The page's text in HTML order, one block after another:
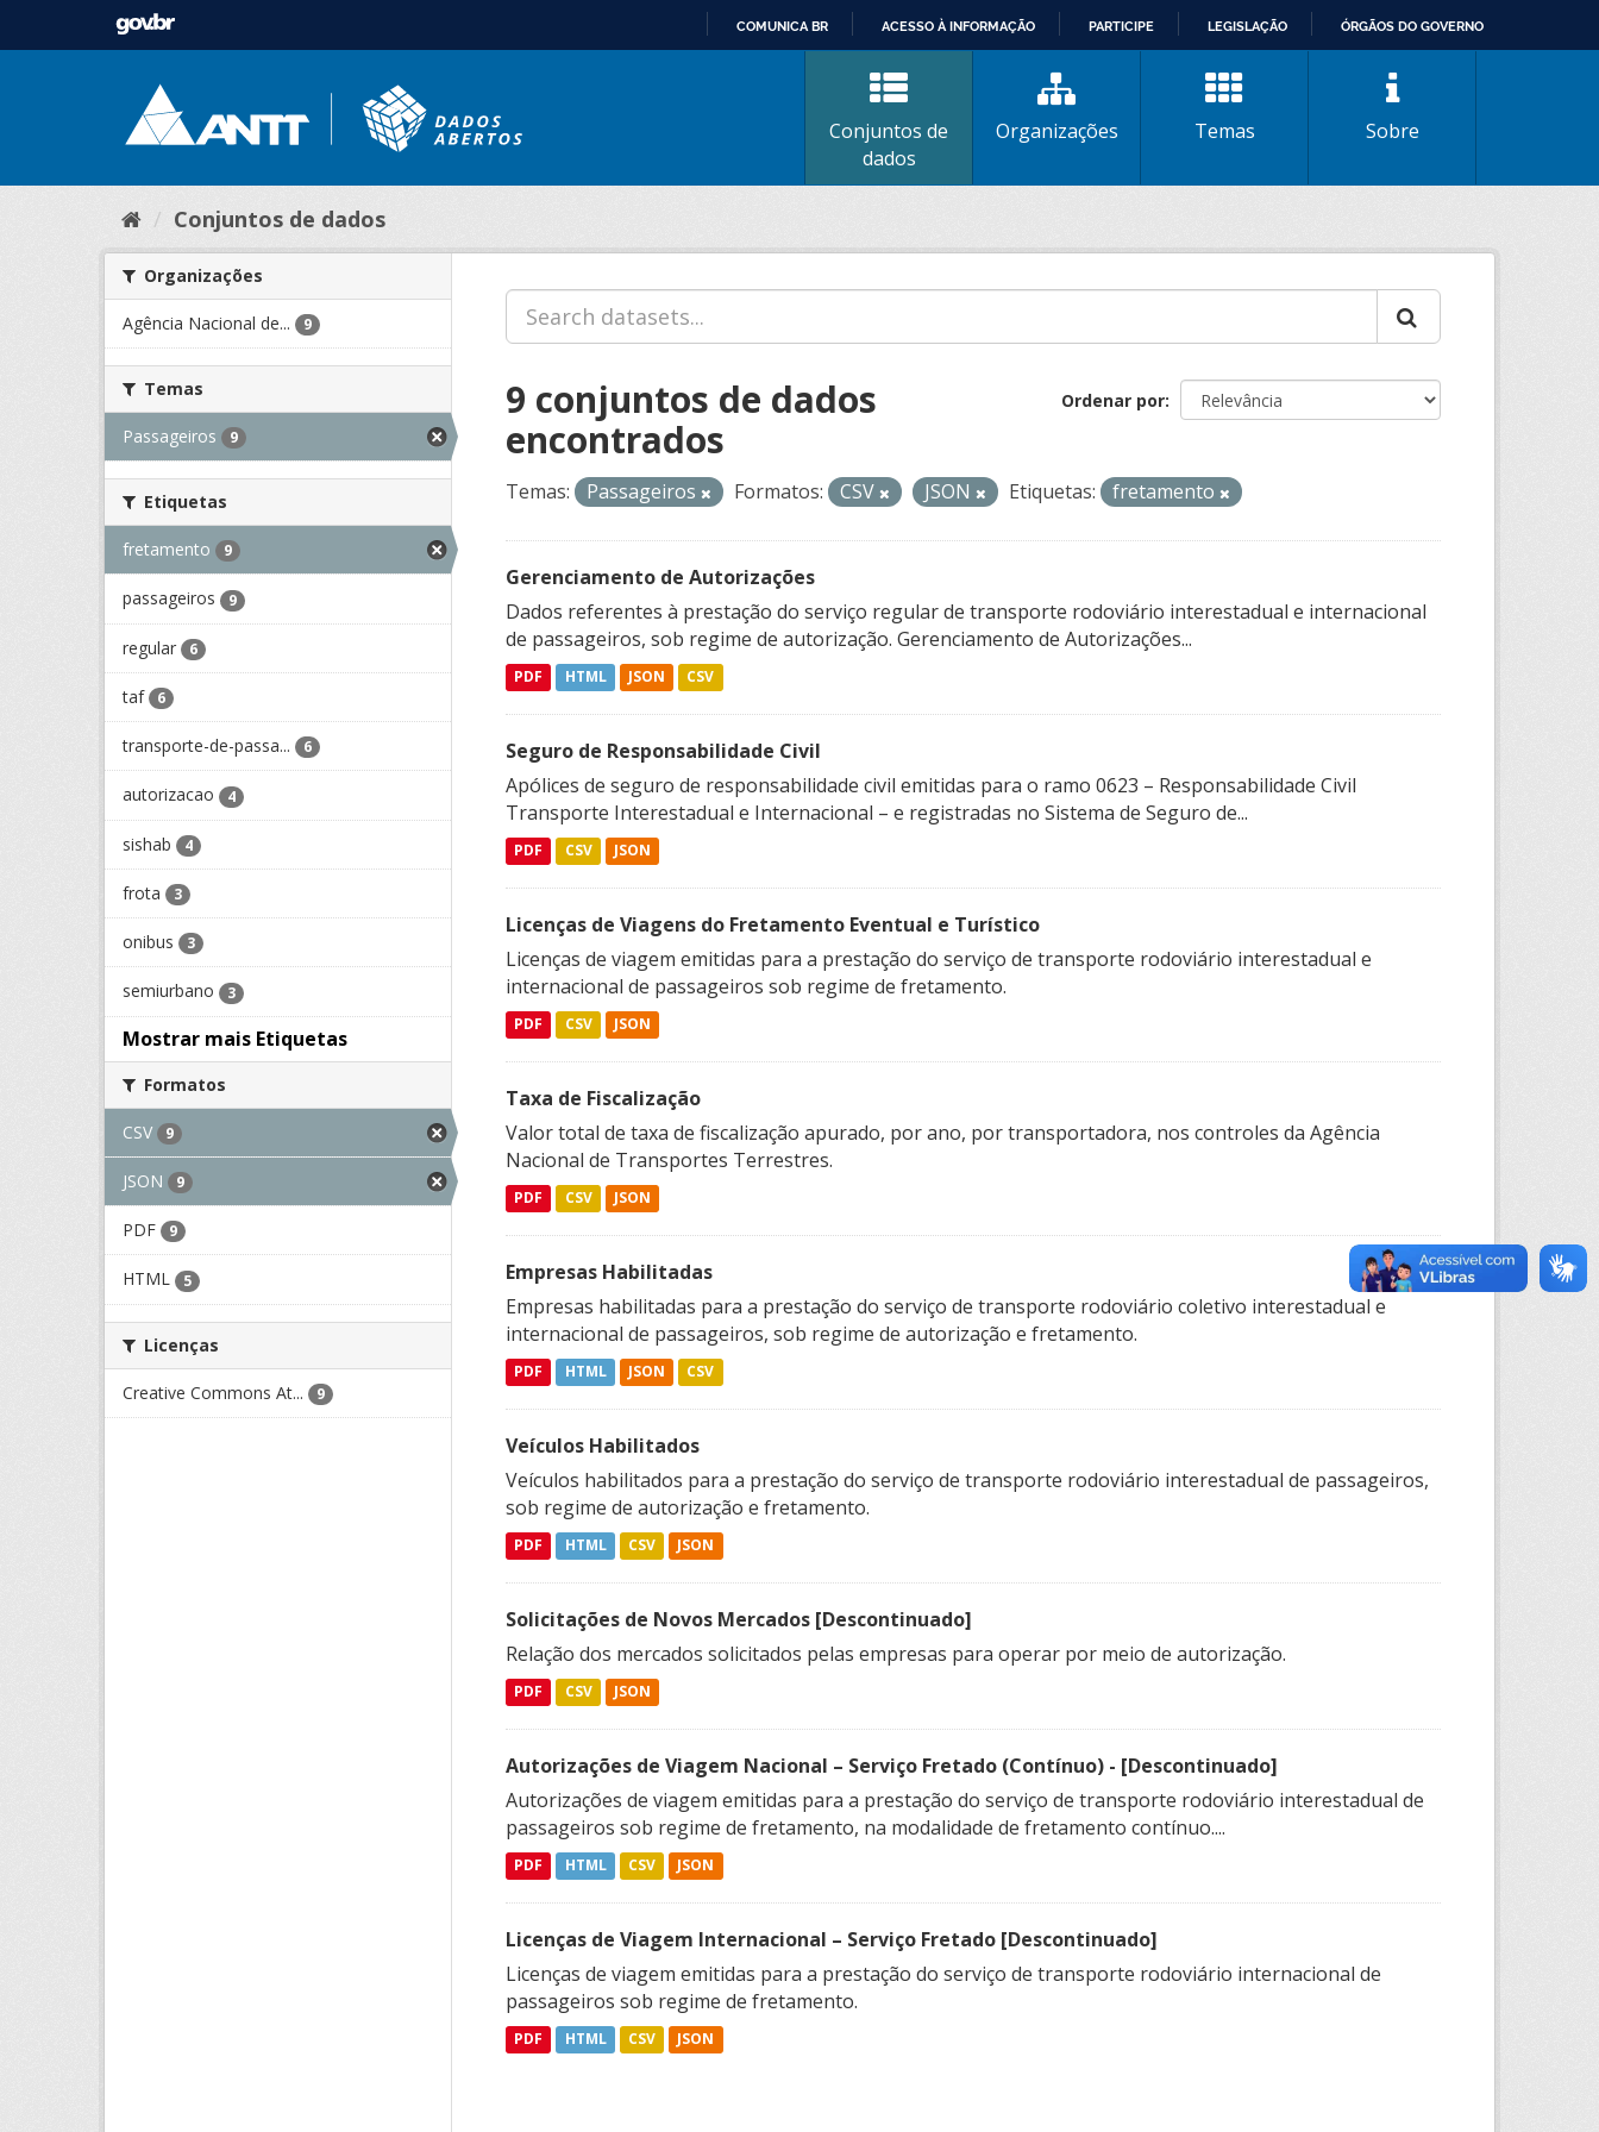
CONTEÚDO
COMUNICA BR ACESSO À INFORMAÇÃO PARTICIPE LEGISLAÇÃO ÓRGÃOS DO GOVERNO
Conjuntos de
dados
Organizações Temas Sobre
Conjuntos de dados
Organizações
Agência Nacional de... 9
Temas
Passageiros 9
Etiquetas
fretamento 9
passageiros 9
regular 6
taf 6
transporte-de-passa... 6
autorizacao 4
sishab 4
frota 3
onibus 3
semiurbano 3
Mostrar mais Etiquetas
Formatos
CSV 9
JSON 9
PDF 9
HTML 5
Licenças
Creative Commons At... 9
Ordenar por
9 conjuntos de dados
encontrados
Temas: Passageiros Formatos: CSV JSON Etiquetas: fretamento
Gerenciamento de Autorizações
Dados referentes à prestação do serviço regular de transporte rodoviário interestadual e internacional
de passageiros, sob regime de autorização. Gerenciamento de Autorizações...
PDF HTML JSON CSV
Seguro de Responsabilidade Civil
Apólices de seguro de responsabilidade civil emitidas para o ramo 0623 – Responsabilidade Civil
Transporte Interestadual e Internacional – e registradas no Sistema de Seguro de...
PDF CSV JSON
Licenças de Viagens do Fretamento Eventual e Turístico
Licenças de viagem emitidas para a prestação do serviço de transporte rodoviário interestadual e
internacional de passageiros sob regime de fretamento.
PDF CSV JSON
Taxa de Fiscalização
Valor total de taxa de fiscalização apurado, por ano, por transportadora, nos controles da Agência
Nacional de Transportes Terrestres.
PDF CSV JSON
Empresas Habilitadas
Empresas habilitadas para a prestação do serviço de transporte rodoviário coletivo interestadual e
internacional de passageiros, sob regime de autorização e fretamento.
PDF HTML JSON CSV
Veículos Habilitados
Veículos habilitados para a prestação do serviço de transporte rodoviário interestadual de passageiros,
sob regime de autorização e fretamento.
PDF HTML CSV JSON
Solicitações de Novos Mercados [Descontinuado]
Relação dos mercados solicitados pelas empresas para operar por meio de autorização.
PDF CSV JSON
Autorizações de Viagem Nacional – Serviço Fretado (Contínuo) - [Descontinuado]
Autorizações de viagem emitidas para a prestação do serviço de transporte rodoviário interestadual de
passageiros sob regime de fretamento, na modalidade de fretamento contínuo....
PDF HTML CSV JSON
Licenças de Viagem Internacional – Serviço Fretado [Descontinuado]
Licenças de viagem emitidas para a prestação do serviço de transporte rodoviário internacional de
passageiros sob regime de fretamento.
PDF HTML CSV JSON